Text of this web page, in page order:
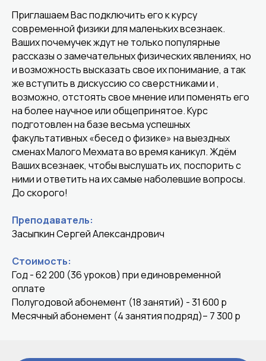
Приглашаем Вас подключить его к курсу
современной физики для маленьких всезнаек.
Ваших почемучек ждут не только популярные
рассказы о замечательных физических явлениях, но
и возможность высказать свое их понимание, а так
же вступить в дискуссию со сверстниками и ,
возможно, отстоять свое мнение или поменять его
на более научное или общепринятое. Курс
подготовлен на базе весьма успешных
факультативных «бесед о физике» на выездных
сменах Малого Мехмата во время каникул. Ждём
Ваших всезнаек, чтобы выслушать их, поспорить с
ними и ответить на их самые наболевшие вопросы.
До скорого!
Преподаватель:
Засыпкин Сергей Александрович
Стоимость:
Год - 62 200 (36 уроков) при единовременной
оплате
Полугодовой абонемент (18 занятий) - 31 600 р
Месячный абонемент (4 занятия подряд)– 7 300 р